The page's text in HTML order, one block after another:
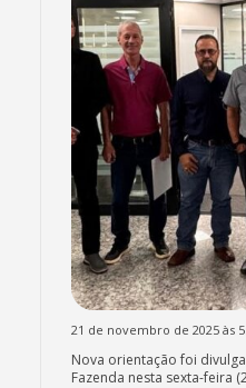
21 de novembro de 2025 às
Nova orientação foi
Fazenda nesta sexta-feira